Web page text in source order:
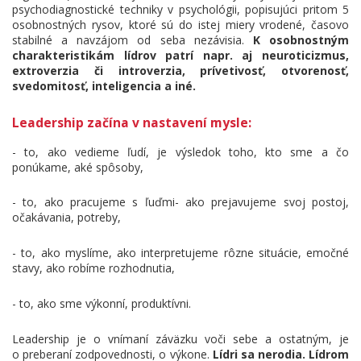
psychodiagnostické techniky v psychológii, popisujúci pritom 5
osobnostných rysov, ktoré sú do istej miery vrodené, časovo
stabilné a navzájom od seba nezávisia. K osobnostným
charakteristikám lídrov patrí napr. aj neuroticizmus,
extroverzia či introverzia, prívetivosť, otvorenosť,
svedomitosť, inteligencia a iné.
Leadership začína v nastavení mysle:
- to, ako vedieme ľudí, je výsledok toho, kto sme a čo
ponúkame, aké spôsoby,
- to, ako pracujeme s ľuďmi- ako prejavujeme svoj postoj,
očakávania, potreby,
- to, ako myslíme, ako interpretujeme rôzne situácie, emočné
stavy, ako robíme rozhodnutia,
- to, ako sme výkonní, produktívni.
Leadership je o vnímaní záväzku voči sebe a ostatným, je
o preberaní zodpovednosti, o výkone. Lídri sa nerodia. Lídrom